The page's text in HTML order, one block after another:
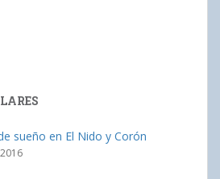
sueño en El Nido y Corón